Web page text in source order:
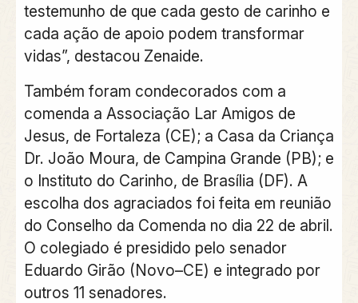
testemunho de que cada gesto de carinho e
cada ação de apoio podem transformar
vidas”, destacou Zenaide.
Também foram condecorados com a
comenda a Associação Lar Amigos de
Jesus, de Fortaleza (CE); a Casa da Criança
Dr. João Moura, de Campina Grande (PB); e
o Instituto do Carinho, de Brasília (DF). A
escolha dos agraciados foi feita em reunião
do Conselho da Comenda no dia 22 de abril.
O colegiado é presidido pelo senador
Eduardo Girão (Novo–CE) e integrado por
outros 11 senadores.